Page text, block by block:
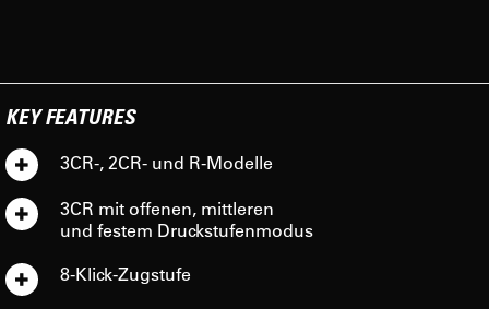
KEY FEATURES
3CR-, 2CR- und R-Modelle
3CR mit offenen, mittleren
und festem Druckstufenmodus
8-Klick-Zugstufe